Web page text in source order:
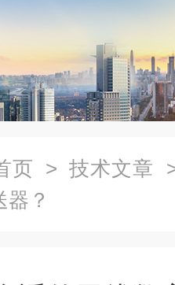
页 > 技术文章
？